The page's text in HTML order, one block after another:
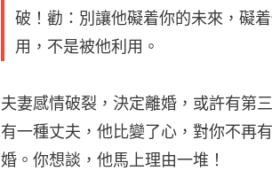
破！勸：別讓他礙着你的未來，礙
用，不是被他利用。
夫妻感情破裂，決定離婚，或許有第
有一種丈夫，他比變了心，對你不再
婚。你想談，他馬上理由一堆！